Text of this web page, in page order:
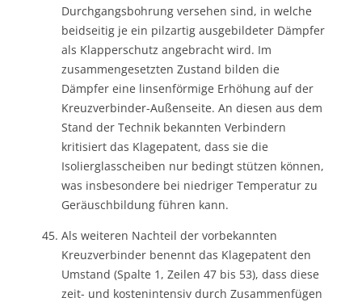
Durchgangsbohrung versehen sind, in welche
beidseitig je ein pilzartig ausgebildeter Dämpfer
als Klapperschutz angebracht wird. Im
zusammengesetzten Zustand bilden die
Dämpfer eine linsenförmige Erhöhung auf der
Kreuzverbinder-Außenseite. An diesen aus dem
Stand der Technik bekannten Verbindern
kritisiert das Klagepatent, dass sie die
Isolierglasscheiben nur bedingt stützen können,
was insbesondere bei niedriger Temperatur zu
Geräuschbildung führen kann.
Als weiteren Nachteil der vorbekannten
Kreuzverbinder benennt das Klagepatent den
Umstand (Spalte 1, Zeilen 47 bis 53), dass diese
zeit- und kostenintensiv durch Zusammenfügen